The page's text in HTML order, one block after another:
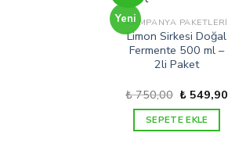
YeniKAMPANYA PAKETLERI
Limon Sirkesi Doğal
Fermente 500 ml –
2li Paket
₺750,00 Orijinal
₺ 750,00.
₺ 549,90
SEPETE EKLE